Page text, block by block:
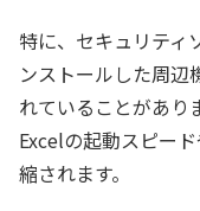
特に、セキュリティ
ンストールした周辺
れていることがあり
Excelの起動スピー
縮されます。